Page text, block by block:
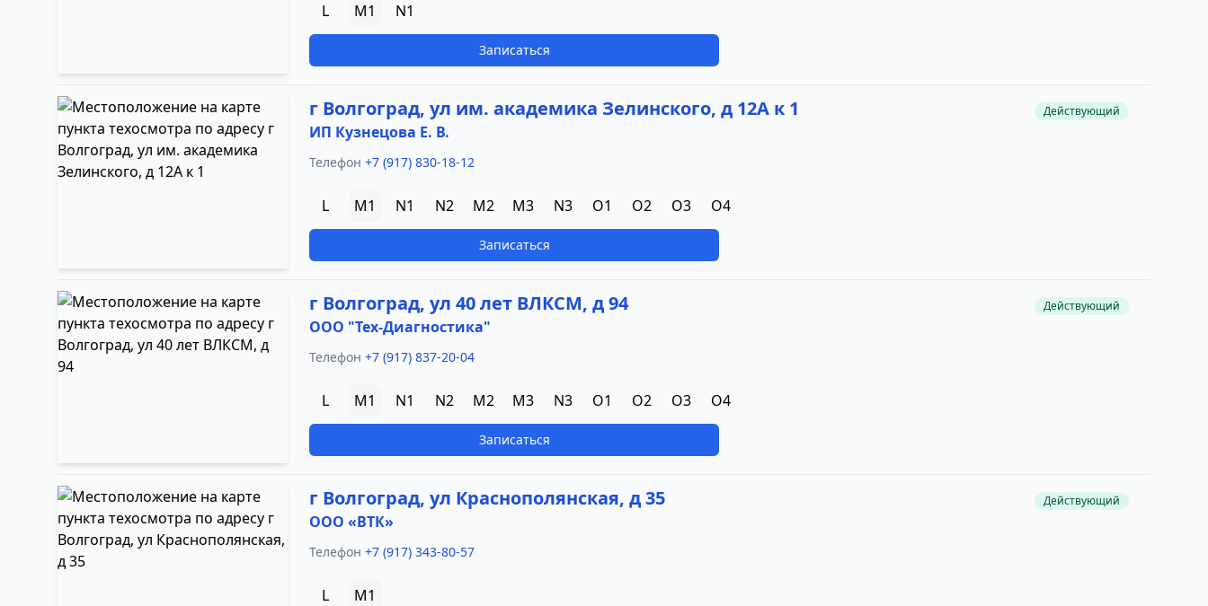
L M1 N1
Записаться
г Волгоград, ул им. академика Зелинского, д 12А к 1
ИП Кузнецова Е. В.
Действующий
Телефон +7 (917) 830-18-12
L M1 N1 N2 M2 M3 N3 O1 O2 O3 O4
Записаться
г Волгоград, ул 40 лет ВЛКСМ, д 94
ООО "Тех-Диагностика"
Действующий
Телефон +7 (917) 837-20-04
L M1 N1 N2 M2 M3 N3 O1 O2 O3 O4
Записаться
г Волгоград, ул Краснополянская, д 35
ООО «ВТК»
Действующий
Телефон +7 (917) 343-80-57
L M1